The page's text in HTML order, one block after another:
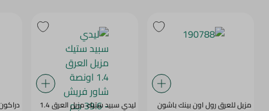
مزيل للعرق رول اون بينك باشون ليدي سبيد ستيك مزيل العرق 1.4